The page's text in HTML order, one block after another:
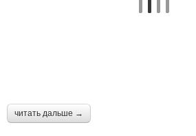
читать дальше →